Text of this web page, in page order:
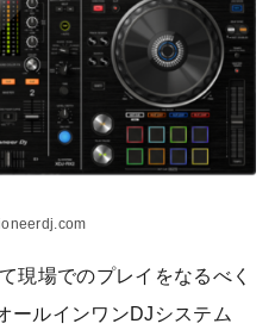
現場でのプレイをなるべく
ールインワンDJシステム